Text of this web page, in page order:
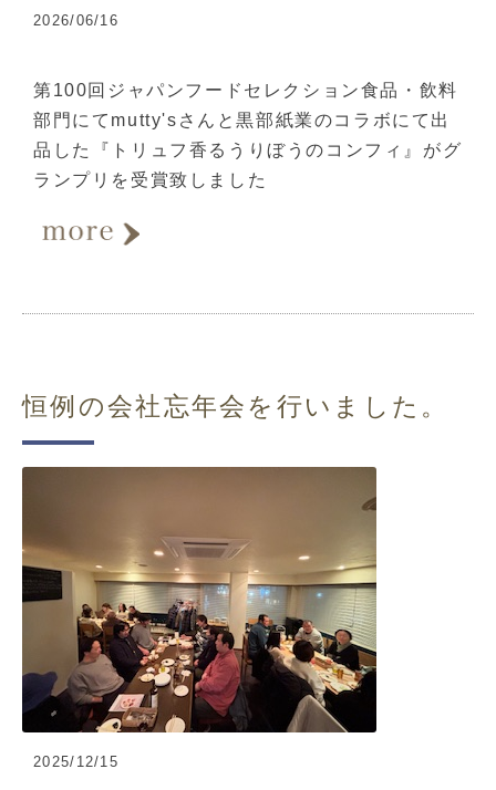
2026/06/16
第100回ジャパンフードセレクション食品・飲料
部門にてmutty'sさんと黒部紙業のコラボにて出
品した『トリュフ香るうりぼうのコンフィ』がグ
ランプリを受賞致しました
恒例の会社忘年会を行いました。
2025/12/15